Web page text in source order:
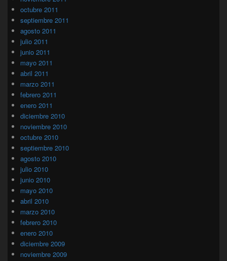
octubre 2011
septiembre 2011
agosto 2011
julio 2011
junio 2011
mayo 2011
abril 2011
marzo 2011
febrero 2011
enero 2011
diciembre 2010
noviembre 2010
octubre 2010
septiembre 2010
agosto 2010
julio 2010
junio 2010
mayo 2010
abril 2010
marzo 2010
febrero 2010
enero 2010
diciembre 2009
noviembre 2009